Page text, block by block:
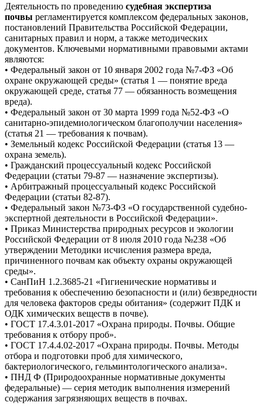
Деятельность по проведению судебная экспертиза
почвы регламентируется комплексом федеральных законов,
постановлений Правительства Российской Федерации,
санитарных правил и норм, а также методических
документов. Ключевыми нормативными правовыми актами
являются:
• Федеральный закон от 10 января 2002 года №7-ФЗ «Об
охране окружающей среды» (статья 1 — понятие вреда
окружающей среде, статья 77 — обязанность возмещения
вреда).
• Федеральный закон от 30 марта 1999 года №52-ФЗ «О
санитарно-эпидемиологическом благополучии населения»
(статья 21 — требования к почвам).
• Земельный кодекс Российской Федерации (статья 13 —
охрана земель).
• Гражданский процессуальный кодекс Российской
Федерации (статьи 79-87 — назначение экспертизы).
• Арбитражный процессуальный кодекс Российской
Федерации (статьи 82-87).
• Федеральный закон №73-ФЗ «О государственной судебно-
экспертной деятельности в Российской Федерации».
• Приказ Министерства природных ресурсов и экологии
Российской Федерации от 8 июля 2010 года №238 «Об
утверждении Методики исчисления размера вреда,
причиненного почвам как объекту охраны окружающей
среды».
• СанПиН 1.2.3685-21 «Гигиенические нормативы и
требования к обеспечению безопасности и (или) безвредности
для человека факторов среды обитания» (содержит ПДК и
ОДК химических веществ в почве).
• ГОСТ 17.4.3.01-2017 «Охрана природы. Почвы. Общие
требования к отбору проб».
• ГОСТ 17.4.4.02-2017 «Охрана природы. Почвы. Методы
отбора и подготовки проб для химического,
бактериологического, гельминтологического анализа».
• ПНД Ф (Природоохранные нормативные документы
федеральные) — серия методик выполнения измерений
содержания загрязняющих веществ в почвах.